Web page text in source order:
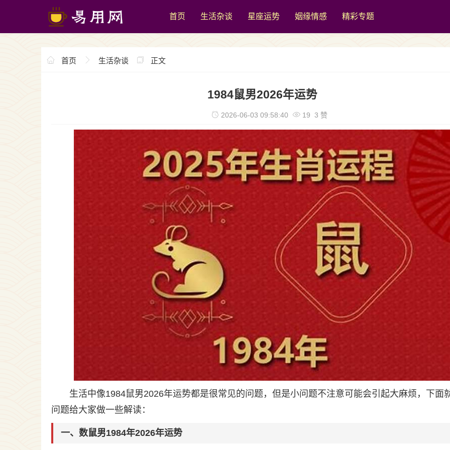
首页 生活杂谈 星座运势 姻缘情感 精彩专题
首页 生活杂谈 正文
1984鼠男2026年运势
2026-06-03 09:58:40 19 3 赞
生活中像1984鼠男2026年运势都是很常见的问题，但是小问题不注意可能会引起大麻烦，下面
问题给大家做一些解读：
一、数鼠男1984年2026年运势